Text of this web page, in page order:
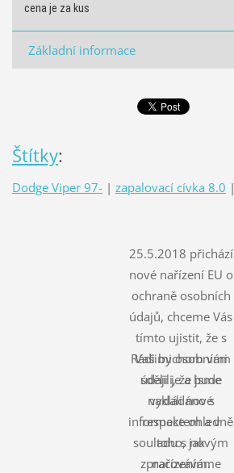
cena je za kus
Základní informace
Štítky:
Dodge Viper 97- | zapalovací cívka 8.0 |
25.5.2018 přichází
nové nařízení EU o
ochraně osobních
údajů, chceme Vás
tímto ujistit, že s
Vašimi osobními
údaji je a bude
nakládáno s
respektem a v
souladu s novým
nařízením.
Rádi bychom vám
sdělili, že jsme
vydali nové
informace ohledně
toho, jak
zpracováváme